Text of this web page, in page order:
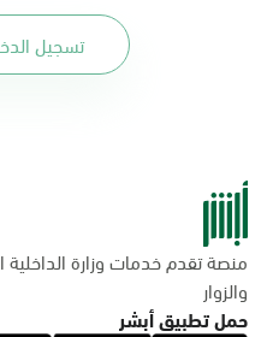
تسجيل
منصة تقدم خدمات وزارة
والزوار
حمل تطبيق أبشر